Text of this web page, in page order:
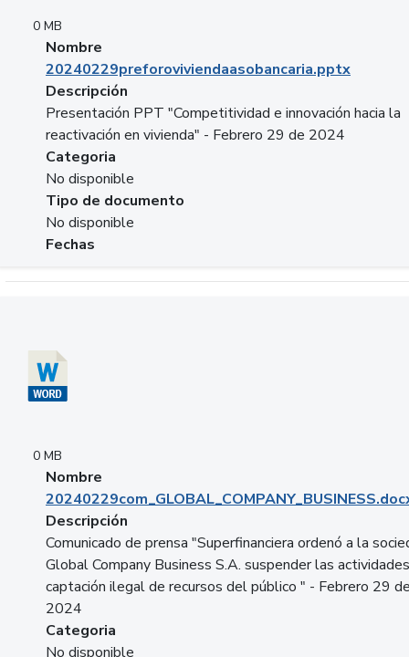
0 MB
Nombre
20240229preforoviviendaasobancaria.pptx
Descripción
Presentación PPT "Competitividad e innovación hacia la
reactivación en vivienda" - Febrero 29 de 2024
Categoria
No disponible
Tipo de documento
No disponible
Fechas
0 MB
Nombre
Descripción
Comunicado de prensa "Superfinanciera ordenó a la
Global Company Business S.A. suspender las
captación ilegal de recursos del público " - Febrero 29
2024
Categoria
No disponible